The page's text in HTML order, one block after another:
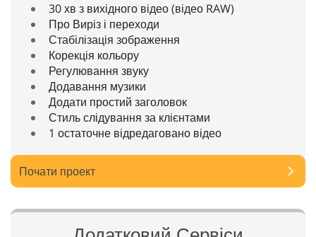
30 хв з вихідного відео (відео RAW)
Про Виріз і переходи
Стабілізація зображення
Корекція кольору
Регулювання звуку
Додавання музики
Додати простий заголовок
Стиль слідування за клієнтами
1 остаточне відредаговано відео
Почати проект